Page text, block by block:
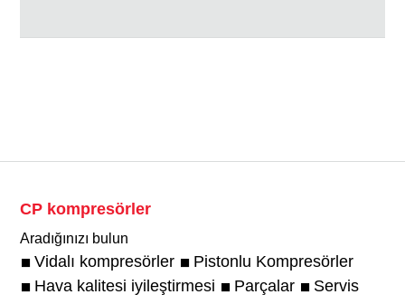
CP kompresörler
Aradığınızı bulun
Vidalı kompresörler
Pistonlu Kompresörler
Hava kalitesi iyileştirmesi
Parçalar Servis